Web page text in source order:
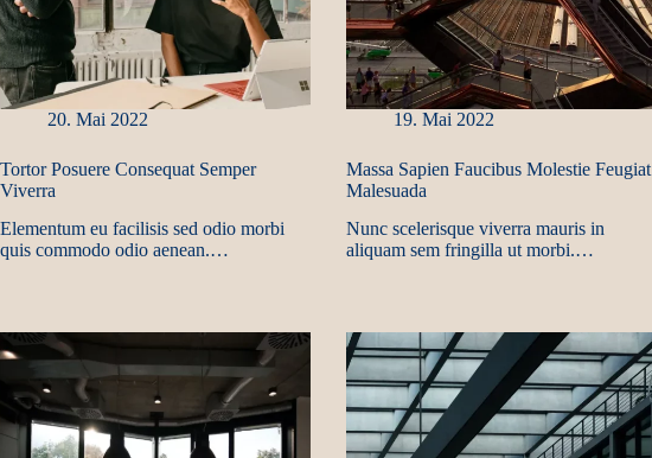
20. Mai 2022
Tortor Posuere Consequat Semper
Viverra
Elementum eu facilisis sed odio morbi
quis commodo odio aenean.…
19. Mai 2022
Massa Sapien Faucibus Molestie Feugiat
Malesuada
Nunc scelerisque viverra mauris in
aliquam sem fringilla ut morbi.…